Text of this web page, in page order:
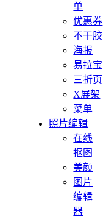
单
优惠券
不干胶
海报
易拉宝
三折页
X展架
菜单
照片编辑
在线
抠图
美颜
图片
编辑
器